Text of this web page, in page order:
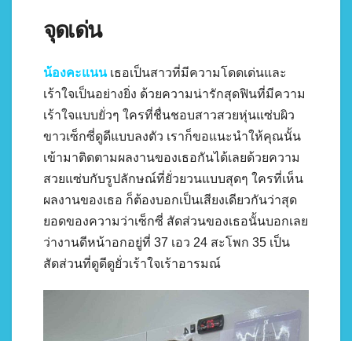
จุดเด่น
น้องคะแนน เธอเป็นสาวที่มีความโดดเด่นและ
เร้าใจเป็นอย่างยิ่ง ด้วยความน่ารักสุดฟินที่มีความ
เร้าใจแบบยั่วๆ ใครที่ชื่นชอบสาวสวยหุ่นแซ่บผิว
ขาวเซ็กซี่ดูดีแบบลงตัว เราก็ขอแนะนำให้คุณนั้น
เข้ามาติดตามผลงานของเธอกันได้เลยด้วยความ
สวยแซ่บกับรูปลักษณ์ที่ยั่วยวนแบบสุดๆ ใครที่เห็น
ผลงานของเธอ ก็ต้องบอกเป็นเสียงเดียวกันว่าสุด
ยอดของความว่าเซ็กซี่ สัดส่วนของเธอนั้นบอกเลย
ว่างานดีหน้าอกอยู่ที่ 37 เอว 24 สะโพก 35 เป็น
สัดส่วนที่ดูดีดูยั่วเร้าใจเร้าอารมณ์